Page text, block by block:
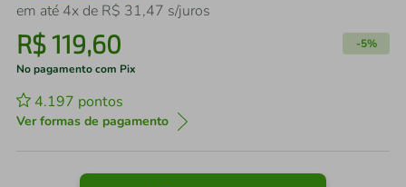
em até 4x de R$ 31,47 s/juros
R$119,60 -5%
No pagamento com Pix
4.197 pontos
Ver formas de pagamento